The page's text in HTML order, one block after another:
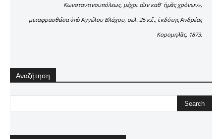
Κωνσταντινουπόλεως, μέχρι τῶν καθ᾿ ἡμᾶς χρόνων»,
μεταφρασθεῖσα ὑπὸ Ἀγγέλου Βλάχου, σελ. 25 κ.ἕ., ἐκδότης Ἀνδρέας
Κορομηλᾶς, 1873.
Αναζήτηση